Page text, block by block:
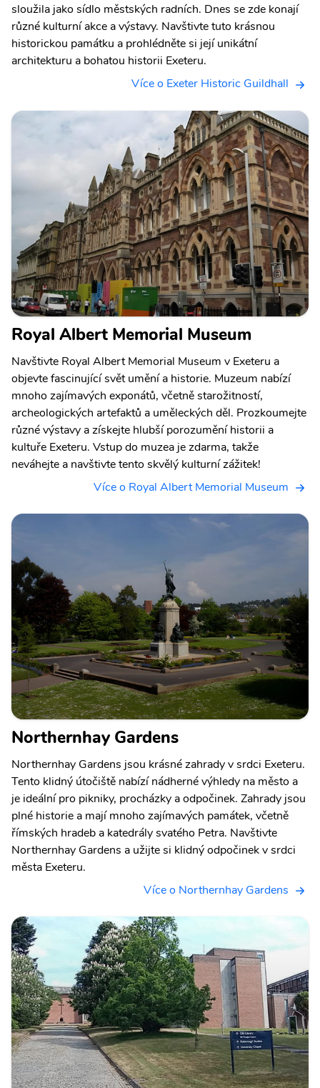
sloužila jako sídlo městských radních. Dnes se zde konají
různé kulturní akce a výstavy. Navštivte tuto krásnou
historickou památku a prohlédněte si její unikátní
architekturu a bohatou historii Exeteru.
Více o Exeter Historic Guildhall
Royal Albert Memorial Museum
Navštivte Royal Albert Memorial Museum v Exeteru a
objevte fascinující svět umění a historie. Muzeum nabízí
mnoho zajímavých exponátů, včetně starožitností,
archeologických artefaktů a uměleckých děl. Prozkoumejte
různé výstavy a získejte hlubší porozumění historii a
kultuře Exeteru. Vstup do muzea je zdarma, takže
neváhejte a navštivte tento skvělý kulturní zážitek!
Více o Royal Albert Memorial Museum
Northernhay Gardens
Northernhay Gardens jsou krásné zahrady v srdci Exeteru.
Tento klidný útočiště nabízí nádherné výhledy na město a
je ideální pro pikniky, procházky a odpočinek. Zahrady jsou
plné historie a mají mnoho zajímavých památek, včetně
římských hradeb a katedrály svatého Petra. Navštivte
Northernhay Gardens a užijte si klidný odpočinek v srdci
města Exeteru.
Více o Northernhay Gardens